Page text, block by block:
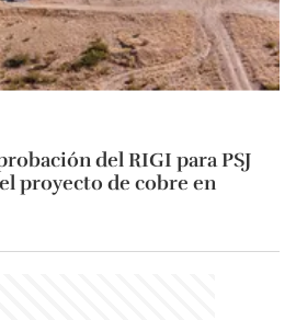
del RIGI para PSJ
proyecto de cobre en